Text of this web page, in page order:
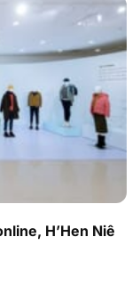
H’Hen Niê